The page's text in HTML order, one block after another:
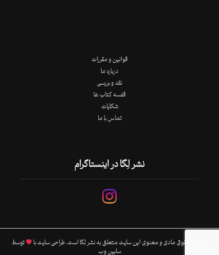
قوانین و مقررات
درباره ما
نقد و بررسی
قفسه کتاب ها
شکایات
تماس با ما
نشر لِگا در اینستاگرام
© تمام حقوق مادی و معنوی این سایت متعلق به نشر لِگا است. طراحی سایت با
توسط
سابین وب